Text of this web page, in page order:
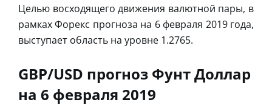
Целью восходящего движения валютной пары, в
рамках Форекс прогноза на 6 февраля 2019 года,
выступает область на уровне 1.2765.
GBP/USD прогноз Фунт Доллар
на 6 февраля 2019